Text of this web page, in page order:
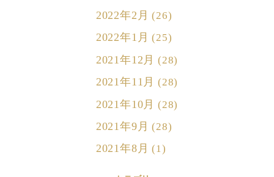
2022年2月 (26)
2022年1月 (25)
2021年12月 (28)
2021年11月 (28)
2021年10月 (28)
2021年9月 (28)
2021年8月 (1)